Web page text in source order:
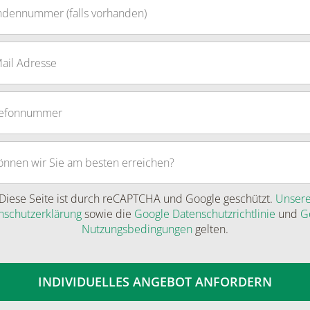
Seite ist durch reCAPTCHA und Google geschützt. Unsere
sowie die Google Datenschutzrichtlinie und
Nutzungsbedingungen gelten.